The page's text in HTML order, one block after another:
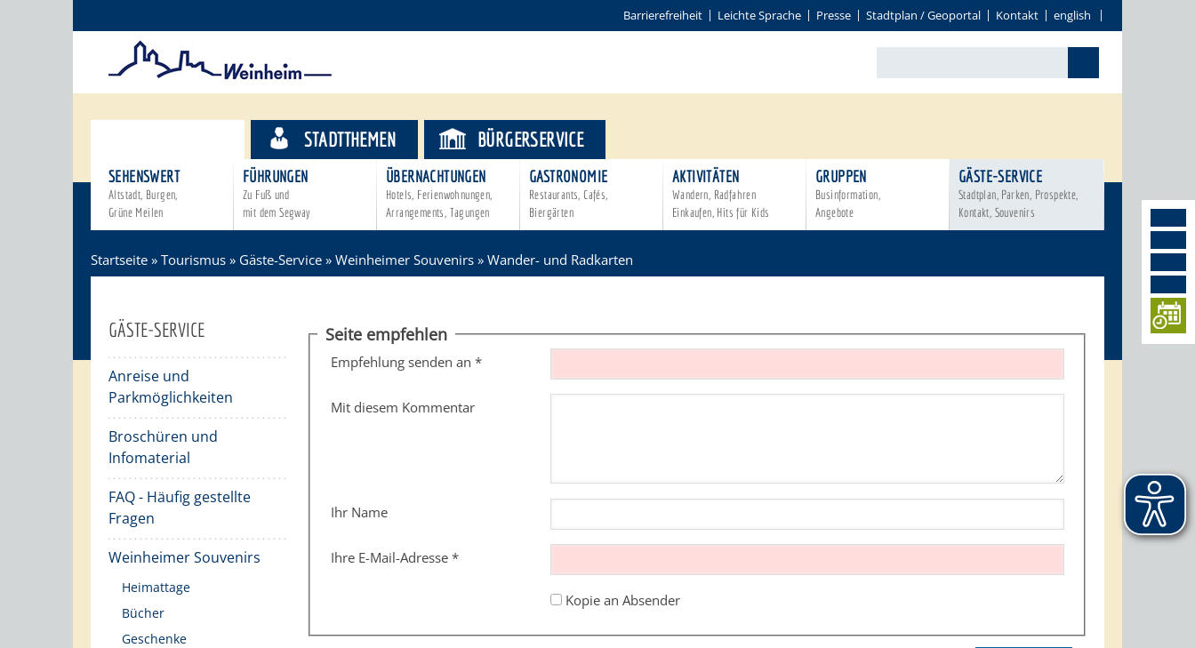
Barrierefreiheit Leichte Sprache Presse Stadtplan / Geoportal Kontakt english
SEHENSWERT
Altstadt, Burgen,
Grüne Meilen
FÜHRUNGEN
Zu Fuß und
mit dem Segway
ÜBERNACHTUNGEN
Hotels, Ferienwohnungen,
Arrangements, Tagungen
GASTRONOMIE
Restaurants, Cafés,
Biergärten
AKTIVITÄTEN
Wandern, Radfahren
Einkaufen, Hits für Kids
GRUPPEN
Businformation,
Angebote
GÄSTE-SERVICE
Stadtplan, Parken, Prospekte,
Kontakt, Souvenirs
STADTTHEMEN BÜRGERSERVICE
Startseite » Tourismus » Gäste-Service » Weinheimer Souvenirs » Wander- und Radkarten
GÄSTE-SERVICE
Anreise und
Parkmöglichkeiten
Broschüren und
Infomaterial
FAQ - Häufig gestellte
Fragen
Weinheimer Souvenirs
Heimattage
Bücher
Geschenke
Seite empfehlen
Empfehlung senden an *
Mit diesem Kommentar
Ihr Name
Ihre E-Mail-Adresse*
Kopie an Absender